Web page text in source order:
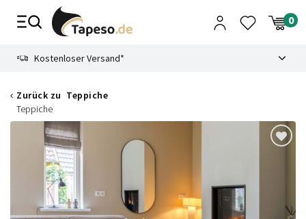
Zusammenbruch
Kostenloser Versand*
Zurück zu Teppiche
Teppiche